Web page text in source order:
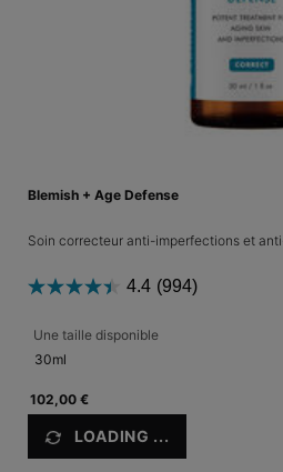
Blemish + Age Defense
Soin correcteur anti-imperfections et
4.4 (994)
Une taille disponible
30ml
102,00 €
LOADING ...